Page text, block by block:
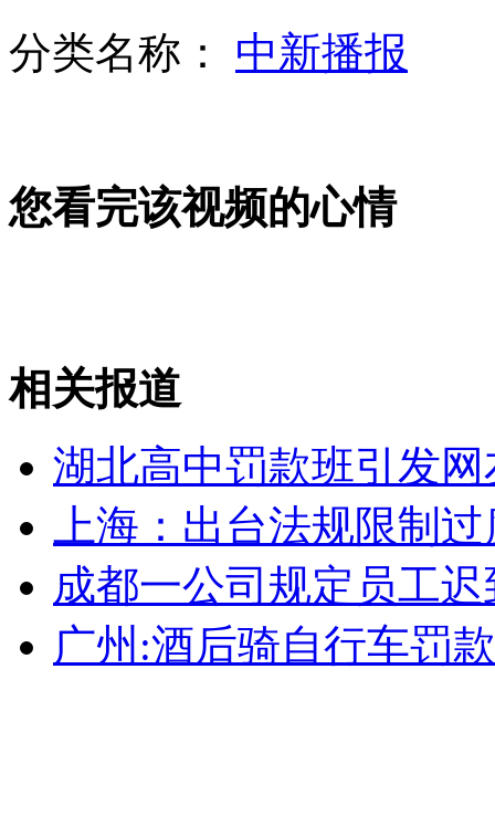
维泰尔夺得F1年度冠军
外交部：反对强权政治霸凌主义
外交部：有关国家言论片面不公正
安徽一实载49人客车翻车
分类名称： 中新播报
您看完该视频的心情
相关报道
湖北高中罚款班引发
上海：出台法规限制
成都一公司规定员工
广州:酒后骑自行车罚